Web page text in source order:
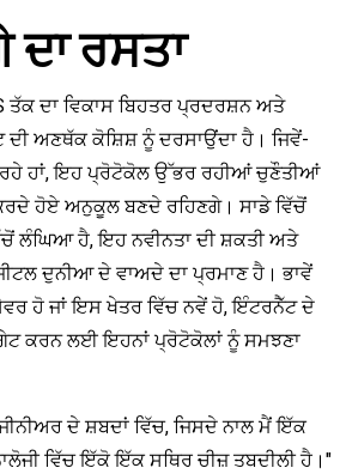
ਦਾ ਰਸਤਾ
ਤੱਕ ਦਾ ਵਿਕਾਸ ਬਿਹਤਰ ਪ੍ਰਦਰਸ਼ਨ ਅਤੇ
ਅਣਥੱਕ ਕੋਸ਼ਿਸ਼ ਨੂੰ ਦਰਸਾਉਂਦਾ ਹੈ। ਜਿਵੇਂ-
ਹਾਂ, ਇਹ ਪ੍ਰੋਟੋਕੋਲ ਉੱਭਰ ਰਹੀਆਂ ਚੁਣੌਤੀਆਂ
ਹੋਏ ਅਨੁਕੂਲ ਬਣਦੇ ਰਹਿਣਗੇ। ਸਾਡੇ ਵਿੱਚੋਂ
ਲੰਘਿਆ ਹੈ, ਇਹ ਨਵੀਨਤਾ ਦੀ ਸ਼ਕਤੀ ਅਤੇ
ਦੁਨੀਆ ਦੇ ਵਾਅਦੇ ਦਾ ਪ੍ਰਮਾਣ ਹੈ। ਭਾਵੇਂ
ਹੋ ਜਾਂ ਇਸ ਖੇਤਰ ਵਿੱਚ ਨਵੇਂ ਹੋ, ਇੰਟਰਨੈੱਟ ਦੇ
ਕਰਨ ਲਈ ਇਹਨਾਂ ਪ੍ਰੋਟੋਕੋਲਾਂ ਨੂੰ ਸਮਝਣਾ
ਦੇ ਸ਼ਬਦਾਂ ਵਿੱਚ, ਜਿਸਦੇ ਨਾਲ ਮੈਂ ਇੱਕ
ਵਿੱਚ ਇੱਕੋ ਇੱਕ ਸਥਿਰ ਚੀਜ਼ ਤਬਦੀਲੀ ਹੈ।"